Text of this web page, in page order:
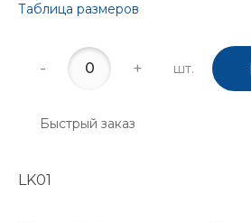
Таблица размеров
- + шт.
Быстрый заказ
LK01